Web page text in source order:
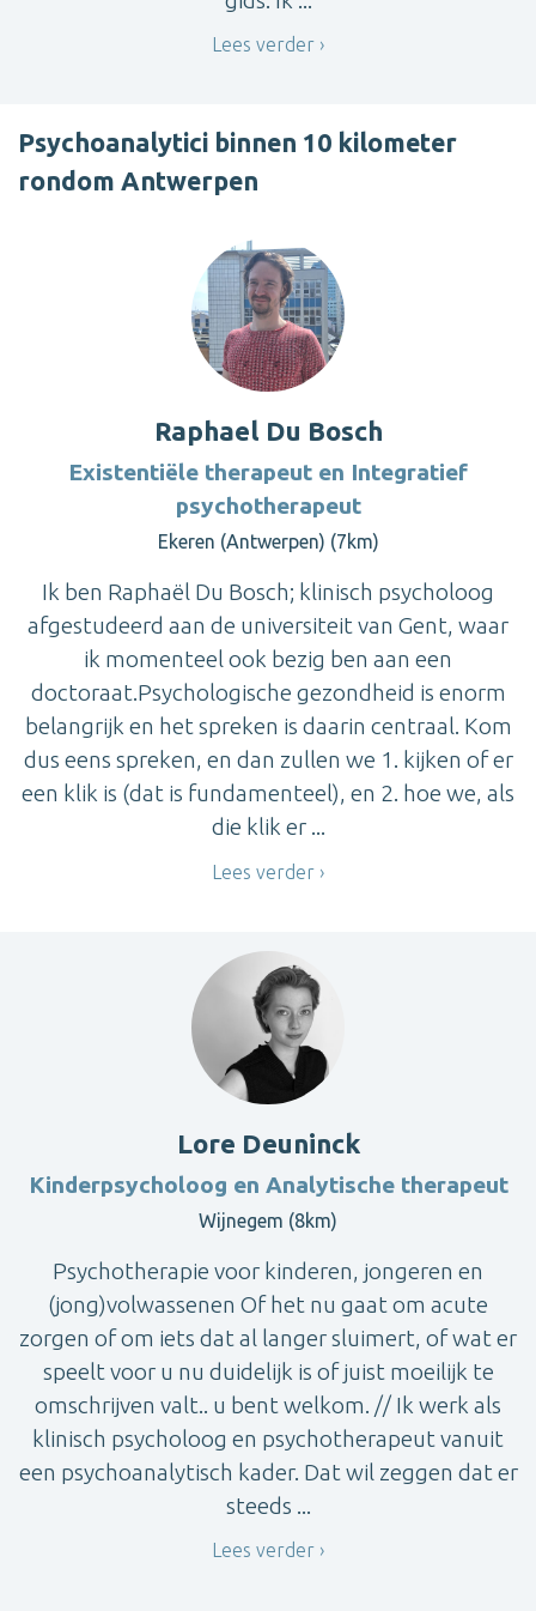
Lees verder
Psychoanalytici binnen 10 kilometer
rondom Antwerpen
Raphael Du Bosch
Existentiële therapeut en Integratief
psychotherapeut
Ekeren (Antwerpen) (7km)
Ik ben Raphaël Du Bosch; klinisch psycholoog
afgestudeerd aan de universiteit van Gent, waar
ik momenteel ook bezig ben aan een
doctoraat.Psychologische gezondheid is enorm
belangrijk en het spreken is daarin centraal. Kom
dus eens spreken, en dan zullen we 1. kijken of er
een klik is (dat is fundamenteel), en 2. hoe we, als
die klik er ...
Lees verder
Lore Deuninck
Kinderpsycholoog en Analytische therapeut
Wijnegem (8km)
Psychotherapie voor kinderen, jongeren en
(jong)volwassenen Of het nu gaat om acute
zorgen of om iets dat al langer sluimert, of wat er
speelt voor u nu duidelijk is of juist moeilijk te
omschrijven valt.. u bent welkom. // Ik werk als
klinisch psycholoog en psychotherapeut vanuit
een psychoanalytisch kader. Dat wil zeggen dat er
steeds ...
Lees verder